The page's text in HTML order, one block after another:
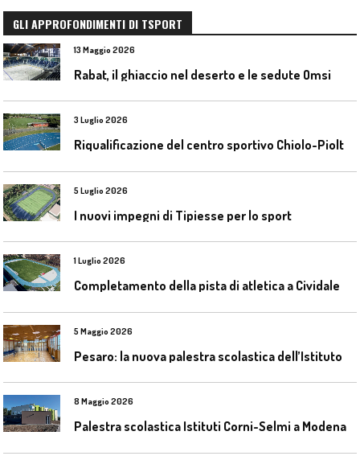
GLI APPROFONDIMENTI DI TSPORT
13 Maggio 2026
Rabat, il ghiaccio nel deserto e le sedute Omsi
3 Luglio 2026
5 Luglio 2026
I nuovi impegni di Tipiesse per lo sport
1 Luglio 2026
5 Maggio 2026
8 Maggio 2026
Palestra scolastica Istituti Corni-Selmi a Modena